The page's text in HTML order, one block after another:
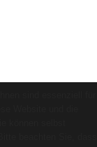
beachten Sie, dass